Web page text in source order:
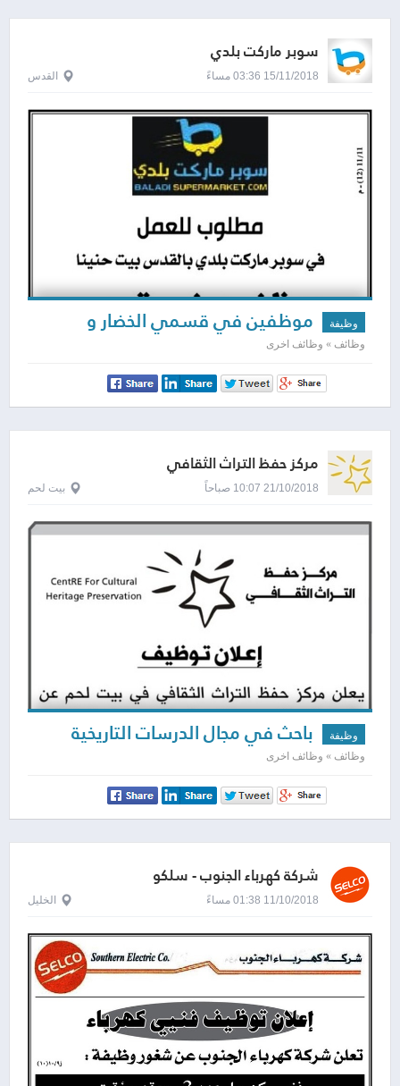
سوبر ماركت بلدي
15/11/2018 03:36 مساءً القدس
وظيفة موظفين في قسمي الخضار و
اللحوم
وظائف » وظائف اخرى
مركز حفظ التراث الثقافي
21/10/2018 10:07 صباحاً بيت لحم
وظيفة باحث في مجال الدرسات التاريخية
وظائف » وظائف اخرى
شركة كهرباء الجنوب - سلكو
11/10/2018 01:38 مساءً الخليل